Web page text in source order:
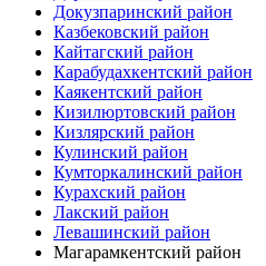
Докузпаринский район
Казбековский район
Кайтагский район
Карабудахкентский район
Каякентский район
Кизилюртовский район
Кизлярский район
Кулинский район
Кумторкалинский район
Курахский район
Лакский район
Левашинский район
Магарамкентский район